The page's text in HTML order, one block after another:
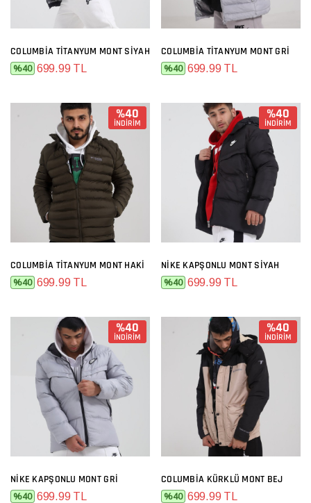
COLUMBIA TITANYUM MONT SIYAH
%40 699.99 TL
COLUMBIA TITANYUM MONT GRI
%40 699.99 TL
%40
İNDİRİM
COLUMBIA TITANYUM MONT HAKI
%40 699.99 TL
%40
İNDİRİM
NIKE KAPŞONLU MONT SIYAH
%40 699.99 TL
%40
İNDİRİM
NIKE KAPŞONLU MONT GRI
%40 699.99 TL
%40
İNDİRİM
COLUMBIA KÜRKLÜ MONT BEJ
%40 699.99 TL